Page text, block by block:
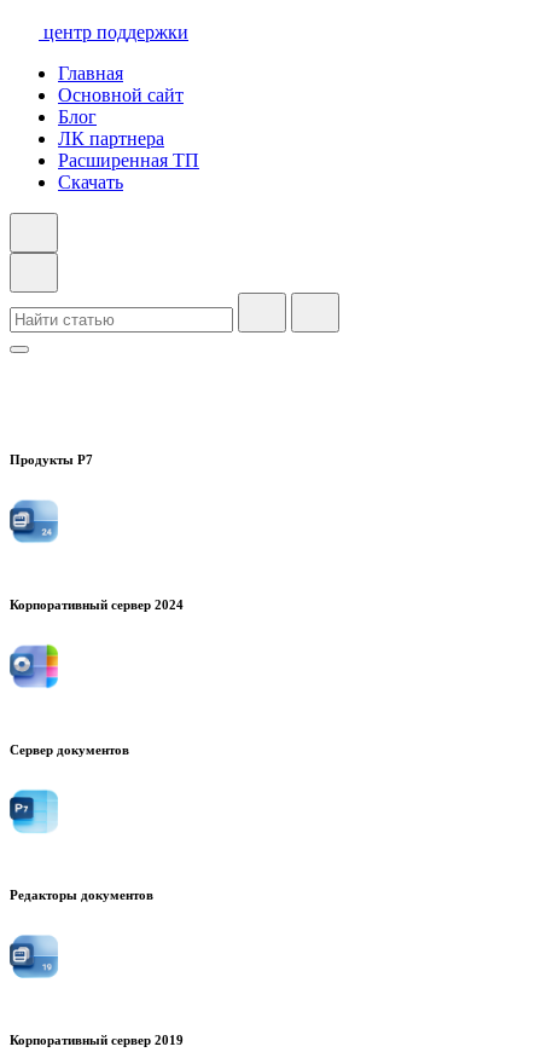
центр поддержки
Главная
Основной сайт
Блог
ЛК партнера
Расширенная ТП
Скачать
Продукты Р7
Корпоративный сервер 2024
Сервер документов
Редакторы документов
Корпоративный сервер 2019